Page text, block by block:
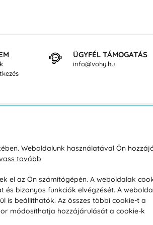
ÜGYFÉL TÁMOGATÁS
info@vohy.hu
Társaságról
Magánélet
Tanácsadó iroda
Weboldalunk használatával Ön
tovább
el az Ön számítógépén. A weboldalak
bizonyos funkciók elvégzését. A
is beállíthatók. Az összes többi cookie-t a
módosíthatja hozzájárulását a cookie-k